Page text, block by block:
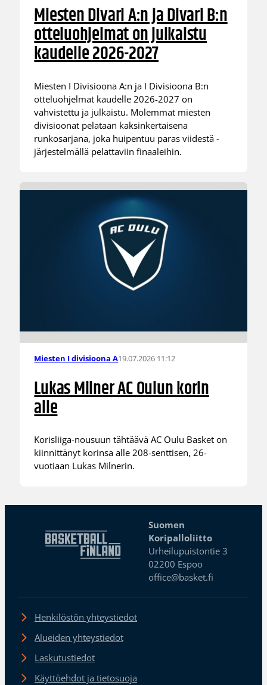
Miesten Divari A:n ja Divari B:n
otteluohjelmat on julkaistu
kaudelle 2026-2027
Miesten I Divisioona A:n ja I Divisioona B:n
otteluohjelmat kaudelle 2026-2027 on
vahvistettu ja julkaistu. Molemmat miesten
divisioonat pelataan kaksinkertaisena
runkosarjana, joka huipentuu paras viidestä -
järjestelmällä pelattaviin finaaleihin.
Miesten I divisioona A19.07.2026 11:12
Lukas Milner AC Oulun korin
alle
Korisliiga-nousuun tähtäävä AC Oulu Basket on
kiinnittänyt korinsa alle 208-senttisen, 26-
vuotiaan Lukas Milnerin.
Suomen
Koripalloliitto
Urheilupuistontie 3
02200 Espoo
office@basket.fi
Henkilöstön yhteystiedot
Alueiden yhteystiedot
Laskutustiedot
Käyttöehdot ja tietosuoja